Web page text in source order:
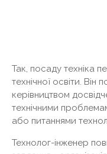
Так, посаду техніка
технічної освіти. Він
керівництвом
технічними
або питаннями
Технолог-інженер